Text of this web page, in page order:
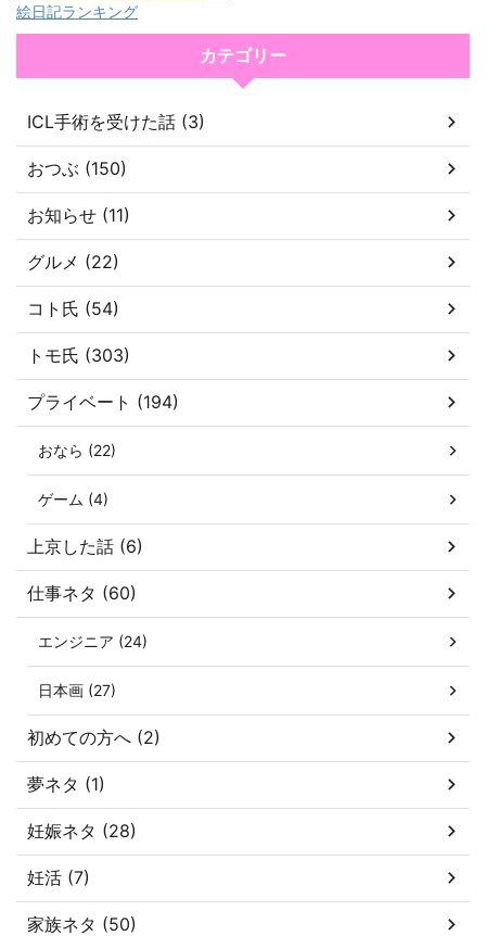
絵日記ランキング
カテゴリー
ICL手術を受けた話 (3)
おつぶ (150)
お知らせ (11)
グルメ (22)
コト氏 (54)
トモ氏 (303)
プライベート (194)
おなら (22)
ゲーム (4)
上京した話 (6)
仕事ネタ (60)
エンジニア (24)
日本画 (27)
初めての方へ (2)
夢ネタ (1)
妊娠ネタ (28)
妊活 (7)
家族ネタ (50)